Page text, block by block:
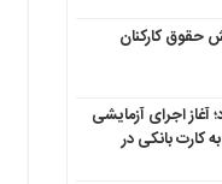
حقوق کارکنان
آغاز اجرای آزمایشی
کارت بانکی در